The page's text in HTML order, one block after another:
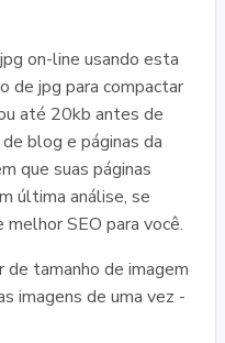
on-line usando esta
de jpg para compactar
até 20kb antes de
blog e páginas da
que suas páginas
última análise, se
SEO para você.
tamanho de imagem
imagens de uma vez -